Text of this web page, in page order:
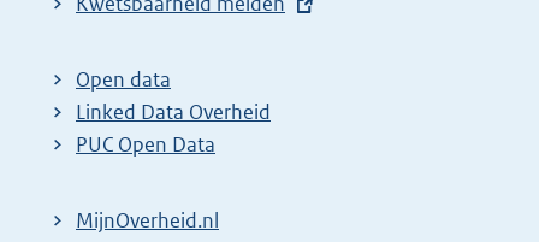
t
e
r
l
Open data
Linked Data Overheid
PUC Open Data
MijnOverheid.nl